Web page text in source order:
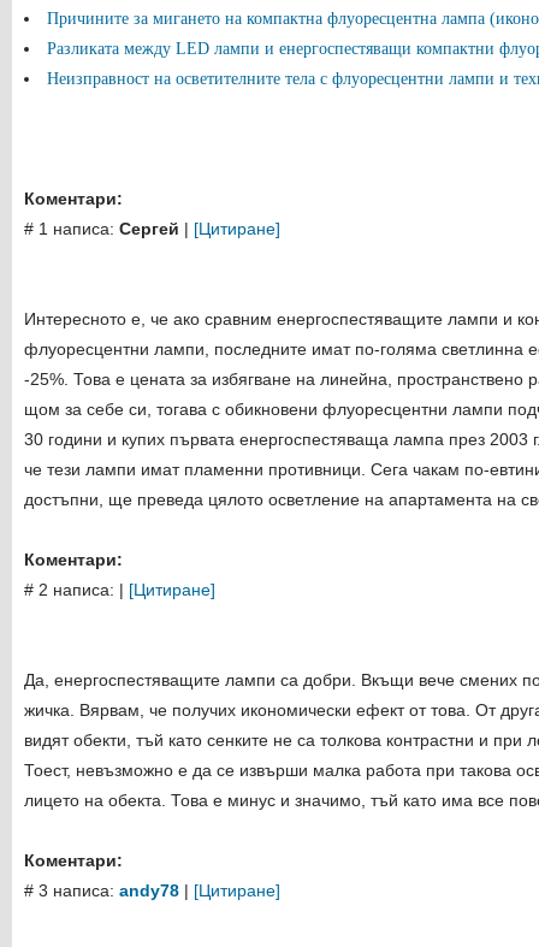
Причините за мигането на компактна флуоресцентна лампа
Разликата между LED лампи и енергоспестяващи компактни
Неизправност на осветителните тела с флуоресцентни лампи и
Коментари:
# 1 написа: Сергей | [Цитиране]
Интересното е, че ако сравним енергоспестяващите лампи и
флуоресцентни лампи, последните имат по-голяма светлинна
-25%. Това е цената за избягване на линейна,
щом за себе си, тогава с обикновени флуоресцентни лампи
30 години и купих първата енергоспестяваща лампа през 2003
че тези лампи имат пламенни противници. Сега чакам по-
достъпни, ще преведа цялото осветление на апартамента на
Коментари:
# 2 написа: | [Цитиране]
Да, енергоспестяващите лампи са добри. Вкъщи вече смених
жичка. Вярвам, че получих икономически ефект от това. От
видят обекти, тъй като сенките не са толкова контрастни и при
Тоест, невъзможно е да се извърши малка работа при такова
лицето на обекта. Това е минус и значимо, тъй като има все
Коментари:
# 3 написа: andy78 | [Цитиране]